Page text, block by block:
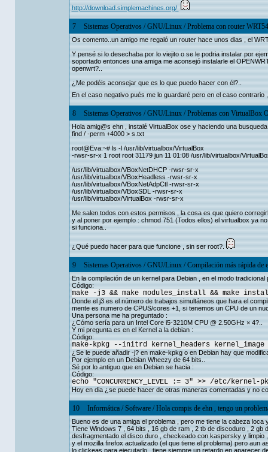
http://download.simplemachines.org/
7 Sistemas Operativos/GNU/Linux/Problema con router
Os comento..un amigo me regaló un router hace unos dias , el
Y pensé si lo desechaba por lo viejito o se le podria instalar por
soportado entonces una amiga me aconsejó instalarle el
openwrt?..
¿Me podéis aconsejar que es lo que puedo hacer con él?..
En el caso negativo pués me lo guardaré pero en el caso
8 Sistemas Operativos/GNU/Linux/Problemas con VirtualBox
Hola amig@s ehn , instalé VirtualBox ose y haciendo una
find / -perm +4000 > s.txt
root@Eva:~# ls -l /usr/lib/virtualbox/VirtualBox
-rwsr-sr-x 1 root root 31179 jun 11 01:08 /usr/lib/virtualbox/
/usr/lib/virtualbox/VBoxNetDHCP -rwsr-sr-x
/usr/lib/virtualbox/VBoxHeadless -rwsr-sr-x
/usr/lib/virtualbox/VBoxNetAdpCtl -rwsr-sr-x
/usr/lib/virtualbox/VBoxSDL -rwsr-sr-x
/usr/lib/virtualbox/VirtualBox -rwsr-sr-x
Me salen todos con estos permisos , la cosa es que quiero
y al poner por ejemplo : chmod 751 (Todos ellos) el virtualbox ya
si funciona..
¿Qué puedo hacer para que funcione , sin ser root?.
9 Sistemas Operativos/GNU/Linux/Compilación más rápida de
En la compilación de un kernel para Debian , en el modo tradicional
Código:
make -j3 && make modules_install && make
Donde el j3 es el número de trabajos simultáneos que hara el
mente es numero de CPUS/cores +1, si tenemos un CPU de un
Una persona me ha preguntado :
¿Cómo sería para un Intel Core i5-3210M CPU @ 2.50GHz × 4?..
Y mi pregunta es en el Kernel a la debian :
Código:
make-kpkg --initrd kernel_headers kernel_image
¿Se le puede añadir -j? en make-kpkg o en Debian hay que
Por ejemplo en un Debian Wheezy de 64 bits..
Sé por lo antiguo que en Debian se hacia :
Código:
echo "CONCURRENCY_LEVEL := 3" >> /etc/kernel-
Hoy en dia ¿se puede hacer de otras maneras comentadas y no
10 Informática/Software/Hola compis de ehn , tengo un
Bueno es de una amiga el problema , pero me tiene la cabeza
Tiene Windows 7 , 64 bits , 16 gb de ram , 2 tb de discoduro , 2 gb
desfragmentado el disco duro , checkeado con kaspersky y limpio
y el mozilla firefox actualizado (el que tiene el problema) pero aun
lo clickeas para ejecutarlo , tiene siempre un retardo en aparecer